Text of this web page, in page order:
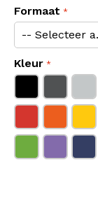
Formaat
Kleur